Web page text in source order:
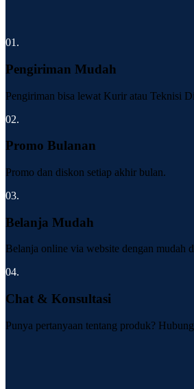
01.
Pengiriman Mudah
Pengiriman bisa lewat Kurir atau Teknisi
02.
Promo Bulanan
Promo dan diskon setiap akhir bulan.
03.
Belanja Mudah
Belanja online via website dengan mudah
04.
Chat & Konsultasi
Punya pertanyaan tentang produk?